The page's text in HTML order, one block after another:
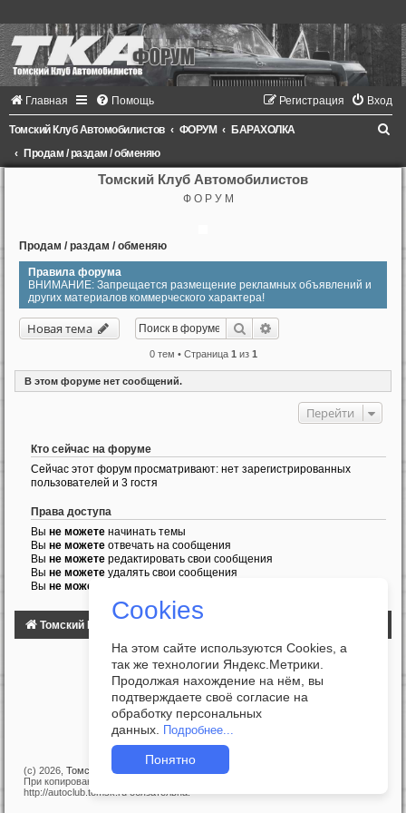
Главная Помощь Вход
Регистрация
Томский Клуб Автомобилистов ФОРУМ
БАРАХОЛКА
Продам / раздам / обменяю
Томский Клуб Автомобилистов
Ф О Р У М
Продам / раздам / обменяю
Правила форума
ВНИМАНИЕ: Запрещается размещение рекламных объявлений и
других материалов коммерческого характера!
Новая тема Поиск
0 тем • Страница 1из 1
В этом форуме нет сообщений.
Перейти
Кто сейчас на форуме
Сейчас этот форум просматривают: нет зарегистрированных
пользователей и 3 гостя
Права доступа
Вы не можете начинать темы
Вы не можете отвечать на сообщения
Вы не можете редактировать свои сообщения
Вы не можете удалять свои сообщения
Вы не можете
Томский Клуб Автомобилистов
(c) 2026, Томский Клуб Автомобилистов
При копировании материалов с сайта прямая ссылка на
http://autoclub.tomsk.ru обязательна!
Cookies
На этом сайте используются Cookies, а
так же технологии Яндекс.Метрики.
Продолжая нахождение на нём, вы
подтверждаете своё согласие на
обработку персональных
данных.
Подробнее...
Понятно